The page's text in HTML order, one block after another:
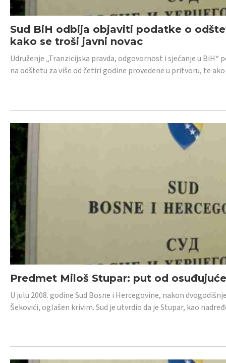
Sud BiH odbija objaviti podatke o
kako se troši javni novac
Udruženje „Tranzicijska pravda, odgovornost i sjećanje u
na odštetu za više od četiri godine provedene u pritvoru, te
Predmet Miloš Stupar: put od
U julu 2008. godine Sud Bosne i Hercegovine, nakon
Šekovići, oglašen krivim. Sud je utvrdio da je Stupar, kao